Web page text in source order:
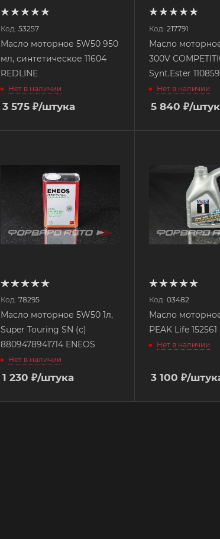
Код: 53257
Масло моторное 5W50 950
мл, синтетическое 11604
REDLINE
Нет в наличии
3 575₽/штука
Код: 217791
Масло
300V
Synt.Ester
Нет в наличии
5 840 ₽/
Код: 78295
Масло моторное 5W50 1л,
Super Touring SN (с)
8809478941714 ENEOS
Нет в наличии
1 230 ₽/штука
Код: 03482
Масло
PEAK Life
Нет в наличии
3 100 ₽/